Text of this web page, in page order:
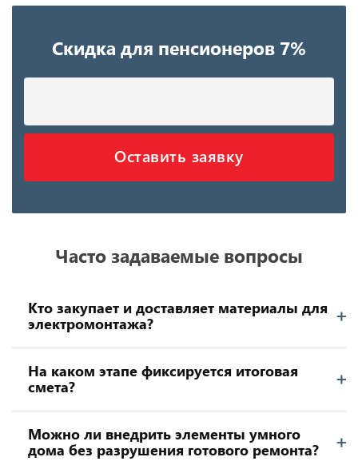
Скидка для пенсионеров 7%
Оставить заявку
Часто задаваемые вопросы
Кто закупает и доставляет материалы для
электромонтажа?
На каком этапе фиксируется итоговая
смета?
Можно ли внедрить элементы умного
дома без разрушения готового ремонта?